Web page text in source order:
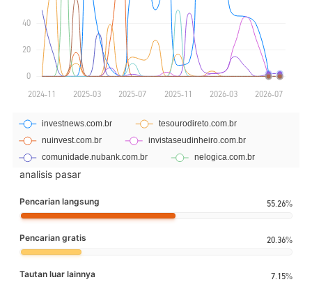
analisis pasar
Pencarian langsung 55.26%
Pencarian gratis 20.36%
Tautan luar lainnya 7.15%